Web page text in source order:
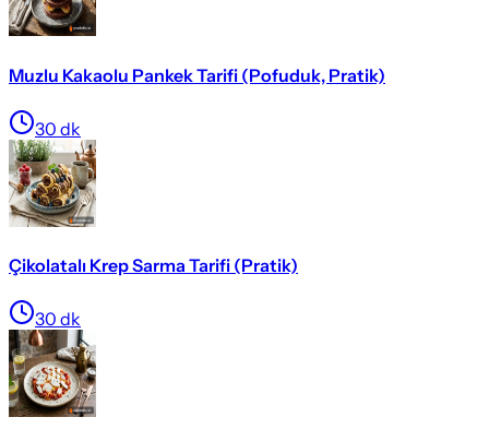
Muzlu Kakaolu Pankek Tarifi (Pofuduk, Pratik)
30 dk
Çikolatalı Krep Sarma Tarifi (Pratik)
30 dk